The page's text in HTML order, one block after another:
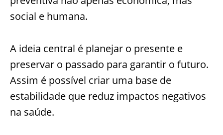
social e humana.
A ideia central é planejar o presente e
preservar o passado para garantir o futuro.
Assim é possível criar uma base de
estabilidade que reduz impactos negativos
na saúde.